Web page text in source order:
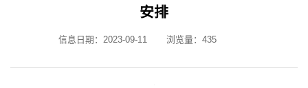
安排
信息日期：2023-09-11 浏览量： 435